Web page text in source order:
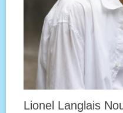
Lionel Langlais